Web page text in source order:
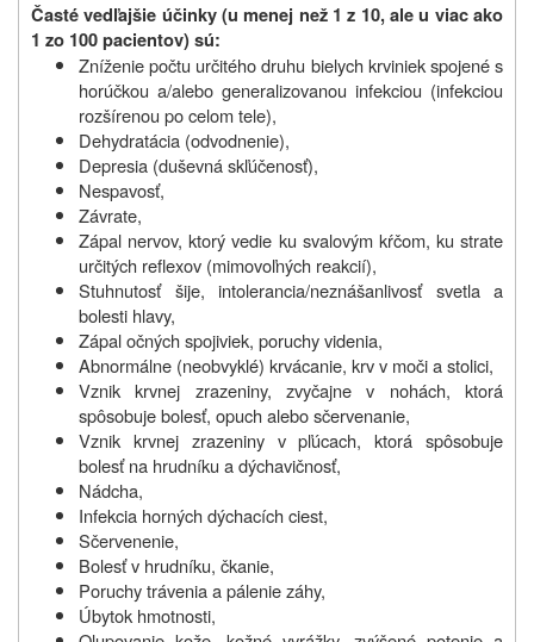
Časté vedľajšie účinky (u menej než 1 z 10, ale u viac ako
1 zo 100 pacientov) sú:
Zníženie počtu určitého druhu bielych krviniek spojené s
horúčkou a/alebo generalizovanou infekciou (infekciou
rozšírenou po celom tele),
Dehydratácia (odvodnenie),
Depresia (duševná skľúčenosť),
Nespavosť,
Závrate,
Zápal nervov, ktorý vedie ku svalovým kŕčom, ku strate
určitých reflexov (mimovoľných reakcií),
Stuhnutosť šije, intolerancia/neznášanlivosť svetla a
bolesti hlavy,
Zápal očných spojiviek, poruchy videnia,
Abnormálne (neobvyklé) krvácanie, krv v moči a stolici,
Vznik krvnej zrazeniny, zvyčajne v nohách, ktorá
spôsobuje bolesť, opuch alebo sčervenanie,
Vznik krvnej zrazeniny v pľúcach, ktorá spôsobuje
bolesť na hrudníku a dýchavičnosť,
Nádcha,
Infekcia horných dýchacích ciest,
Sčervenenie,
Bolesť v hrudníku, čkanie,
Poruchy trávenia a pálenie záhy,
Úbytok hmotnosti,